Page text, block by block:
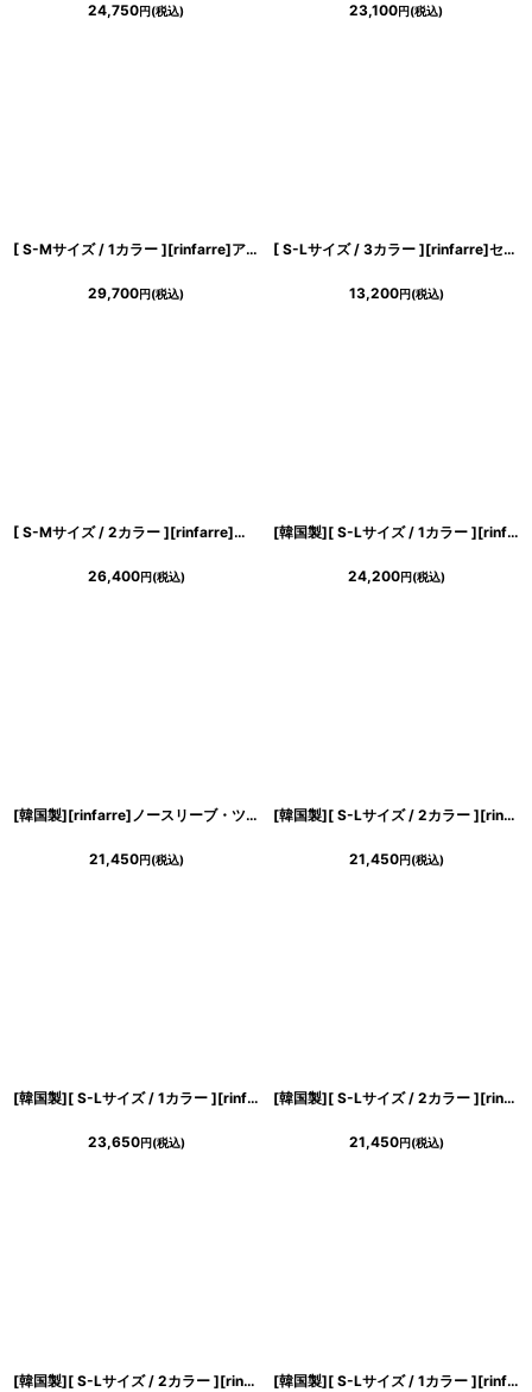
24,750円(税込) 23,100円(税込)
[ S-Mサイズ / 1カラー ][rinfarre]アイボリー・サテン・フレアスリーブ・ケープ・タイト・ロングドレス・ワンピース[山崎みどり着用][送料無料]myiv
29,700円(税込)
[ S-Lサイズ / 3カラー ][rinfarre]セットアップOK・ミディアム丈・シンプル・無地・タイト・きれいめ・カジュアル・ミディアムスカート[送料無料]myju
13,200円(税込)
[ S-Mサイズ / 2カラー ][rinfarre]キャップスリーブ・ハイネック・ポケット・フレア・ミモレ丈・Aライン・ロングドレス・ワンピース[山崎みどり着用][送料無料]mybk
26,400円(税込)
[韓国製][ S-Lサイズ / 1カラー ][rinfarre]グリーン・ベア・サテン・ボタン・Aライン・ミディアムドレス・ワンピース[薗田杏奈着用][送料無料]
24,200円(税込)
[韓国製][rinfarre]ノースリーブ・ツイード・金糸入り・ストレッチ・タイト・ミディアムドレス・ワンピース[黒木麗奈・山崎みどり着用][送料無料]mybkwh
21,450円(税込)
[韓国製][ S-Lサイズ / 2カラー ][rinfarre]テラコッタ・ブラック・ノースリーブ・シンプル・タイト・ミディアムドレス・ワンピース[薗田杏奈着用][送料無料]
21,450円(税込)
[韓国製][ S-Lサイズ / 1カラー ][rinfarre]オレンジ・ボタン・ベルト・五分袖・パフスリーブ・Aライン・ミディアムドレス・ワンピース[薗田杏奈着用][送料無料]
23,650円(税込)
[韓国製][ S-Lサイズ / 2カラー ][rinfarre]ツイード・ミックスツイード・ベアトップ・ミニ丈・タイトミニ・ドレス[黒木麗奈ちゃん着用][送料無料]
21,450円(税込)
[韓国製][ S-Lサイズ / 2カラー ][rinfarre]ベア・ノースリーブ・ベロア・タック・セクシー・ミディアムドレス・タイト・ワンピース[薗田杏奈着用][送料無料] [韓国製][ S-Lサイズ / 1カラー ][rinfarre]ディープグリーン・ノースリーブ・チェーン・タイト・ミディアムドレス・ワンピース[奈月セナ着用][送料無料]
ピース